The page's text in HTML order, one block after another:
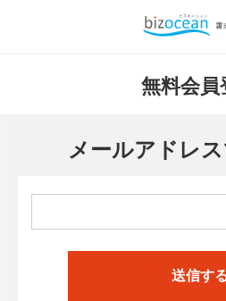
無料会員
メールアドレ
送信す